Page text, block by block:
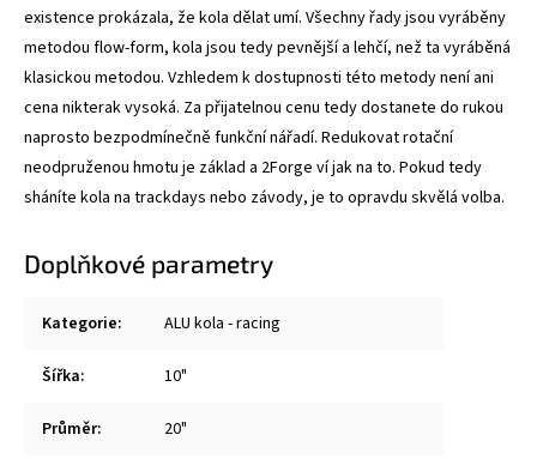
existence prokázala, že kola dělat umí. Všechny řady jsou vyráběny
metodou flow-form, kola jsou tedy pevnější a lehčí, než ta vyráběná
klasickou metodou. Vzhledem k dostupnosti této metody není ani
cena nikterak vysoká. Za přijatelnou cenu tedy dostanete do rukou
naprosto bezpodmínečně funkční nářadí. Redukovat rotační
neodpruženou hmotu je základ a 2Forge ví jak na to. Pokud tedy
sháníte kola na trackdays nebo závody, je to opravdu skvělá volba.
Doplňkové parametry
Kategorie: ALU kola - racing
Šířka: 10"
Průměr: 20"